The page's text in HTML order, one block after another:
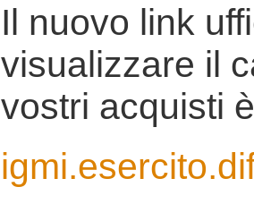
Il nuovo link
visualizzare il
vostri acquisti